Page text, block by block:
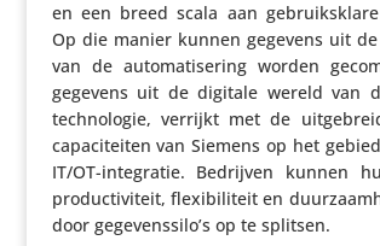
en een breed scala aan
Op die manier kunnen gegevens uit
van de auto­ma­ti­se­ring worden
gegevens uit de digitale wereld van
tech­no­logie, verrijkt met de
capa­ci­teiten van Siemens op het
IT/OT-inte­gratie. Bedrijven kunnen
produc­ti­vi­teit, flexi­bi­li­teit en
door gegevenssilo’s op te splitsen.